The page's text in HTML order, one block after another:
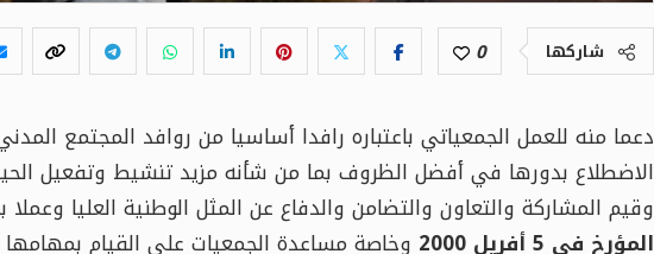
شاركها 0
دعما منه للعمل الجمعياتي باعتباره رافدا أساسيا من روافد المجتمع
الاضطلاع بدورها في أفضل الظروف بما من شأنه مزيد تنشيط وتفعيل
وقيم المشاركة والتعاون والتضامن والدفاع عن المثل الوطنية العليا
المؤرخ في 5 أفريل 2000
وخاصة مساعدة الجمعيات على القيام